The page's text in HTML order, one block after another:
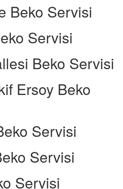
Beko Servisi
Servisi
Beko Servisi
Ersoy Beko
Servisi
Servisi
Servisi